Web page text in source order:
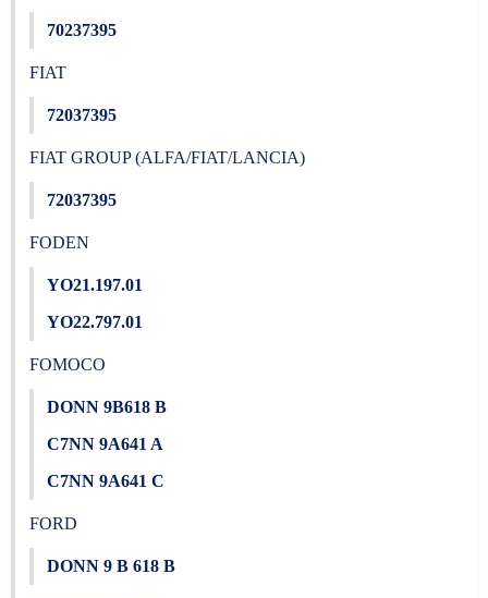
70237395
FIAT
72037395
FIAT GROUP (ALFA/FIAT/LANCIA)
72037395
FODEN
YO21.197.01
YO22.797.01
FOMOCO
DONN 9B618 B
C7NN 9A641 A
C7NN 9A641 C
FORD
DONN 9 B 618 B